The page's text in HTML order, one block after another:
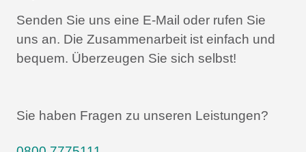
Senden Sie uns eine E-Mail oder rufen Sie
uns an. Die Zusammenarbeit ist einfach und
bequem. Überzeugen Sie sich selbst!
Sie haben Fragen zu unseren Leistungen?